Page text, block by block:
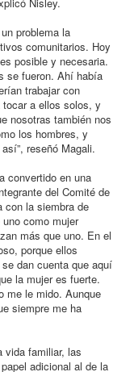
problema la
comunitarios. Hoy
posible y necesaria.
se fueron. Ahí había
trabajar con
a ellos solos, y
nosotras también nos
los hombres, y
reseñó Magali.
convertido en una
del Comité de
con la siembra de
como mujer
más que uno. En el
porque ellos
dan cuenta que aquí
la mujer es fuerte.
me le mido. Aunque
siempre me ha
vida familiar, las
adicional al de la